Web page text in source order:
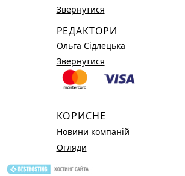
Звернутися
РЕДАКТОРИ
Ольга Сідлецька
Звернутися
КОРИСНЕ
Новини компаній
Огляди